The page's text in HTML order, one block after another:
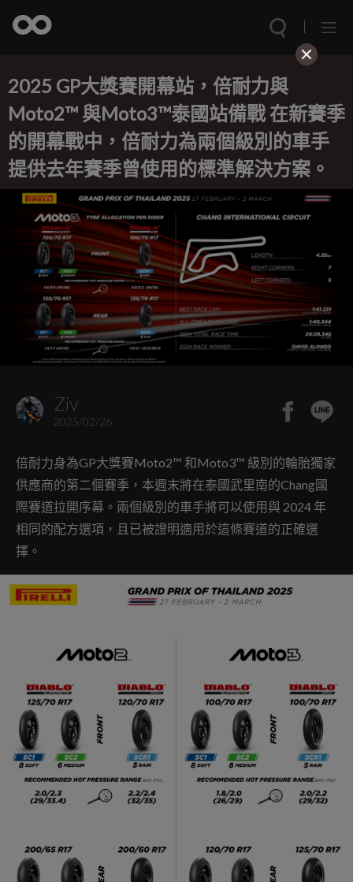
2025 GP大獎賽開幕站，倍耐力與
Moto2™ 與Moto3™泰國站備戰 在新賽季
的開幕戰中，倍耐力為兩個級別的車手
提供去年賽季曾使用的標準解決方案。
Ziv
2025/02/26
倍耐力身為GP大獎賽Moto2™ 和Moto3™ 級別的輪胎獨家
供應商的第二個賽季，本週末將在泰國武里南的Chang國
際賽道拉開序幕。兩個級別的車手將可以使用與 2024 年
相同的配方選項，且已被證明適用於這條賽道的正確選
擇。